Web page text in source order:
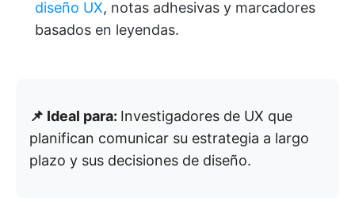
diseño UX, notas adhesivas y marcadores
basados en leyendas.
📌 Ideal para: Investigadores de UX que
planifican comunicar su estrategia a largo
plazo y sus decisiones de diseño.